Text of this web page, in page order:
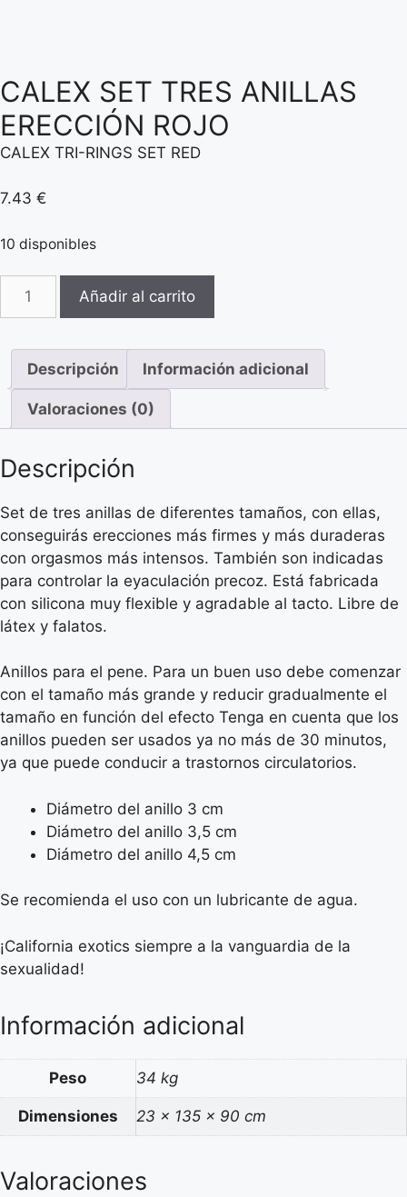
CALEX SET TRES ANILLAS
ERECCIÓN ROJO
CALEX TRI-RINGS SET RED
7.43 €
10 disponibles
CALEX
ANILLAS
ERECCIÓN
ROJO
Añadir al carrito
Descripción Información adicional
Valoraciones (0)
Descripción
Set de tres anillas de diferentes tamaños, con ellas,
conseguirás erecciones más firmes y más duraderas
con orgasmos más intensos. También son indicadas
para controlar la eyaculación precoz. Está fabricada
con silicona muy flexible y agradable al tacto. Libre de
látex y falatos.
Anillos para el pene. Para un buen uso debe comenzar
con el tamaño más grande y reducir gradualmente el
tamaño en función del efecto Tenga en cuenta que los
anillos pueden ser usados ya no más de 30 minutos,
ya que puede conducir a trastornos circulatorios.
Diámetro del anillo 3 cm
Diámetro del anillo 3,5 cm
Diámetro del anillo 4,5 cm
Se recomienda el uso con un lubricante de agua.
¡California exotics siempre a la vanguardia de la
sexualidad!
Información adicional
Peso 34 kg
Dimensiones 23 × 135 × 90 cm
Valoraciones